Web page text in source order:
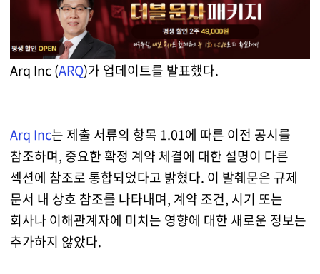
Arq Inc (ARQ)가 업데이트를 발표했다.
Arq Inc는 제출 서류의 항목 1.01에 따른 이전 공시를
참조하며, 중요한 확정 계약 체결에 대한 설명이 다른
섹션에 참조로 통합되었다고 밝혔다. 이 발췌문은 규제
문서 내 상호 참조를 나타내며, 계약 조건, 시기 또는
회사나 이해관계자에 미치는 영향에 대한 새로운 정보는
추가하지 않았다.